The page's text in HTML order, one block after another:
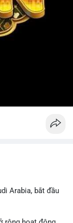
Arabia, bắt đầu